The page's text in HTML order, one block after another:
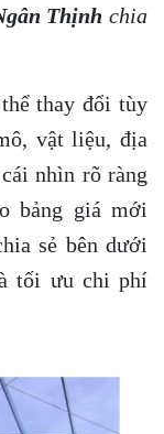
Thịnhchia
thay đổi tùy
vật liệu, địa
nhìn rõ ràng
bảng giá mới
sẻ bên dưới
tối ưu chi phí